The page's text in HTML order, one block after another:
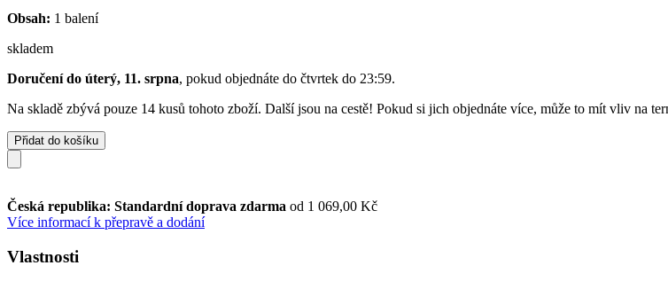
Obsah: 1 balení
skladem
Doručení do úterý, 11. srpna, pokud objednáte do čtvrtek do 23:59.
Na skladě zbývá pouze 14 kusů tohoto zboží. Další jsou na cestě! Pokud si jich objednáte více, může to mít vliv na
Přidat do košíku
Česká republika: Standardní doprava zdarma od 1 069,00 Kč
Více informací k přepravě a dodání
Vlastnosti